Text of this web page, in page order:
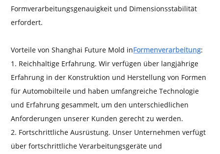
Formverarbeitungsgenauigkeit und Dimensionsstabilität
erfordert.
Vorteile von Shanghai Future Mold inFormenverarbeitung:
1. Reichhaltige Erfahrung. Wir verfügen über langjährige
Erfahrung in der Konstruktion und Herstellung von Formen
für Automobilteile und haben umfangreiche Technologie
und Erfahrung gesammelt, um den unterschiedlichen
Anforderungen unserer Kunden gerecht zu werden.
2. Fortschrittliche Ausrüstung. Unser Unternehmen verfügt
über fortschrittliche Verarbeitungsgeräte und